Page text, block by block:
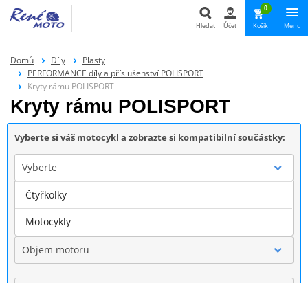
Hledat Účet
0
Košík Menu
Domů Díly
Plasty
PERFORMANCE díly a příslušenství POLISPORT
Kryty rámu POLISPORT
Kryty rámu POLISPORT
Vyberte si váš motocykl a zobrazte si kompatibilní součástky:
Vyberte
Značka
Objem motoru
Čtyřkolky
Motocykly